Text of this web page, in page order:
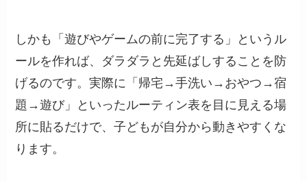
しかも「遊びやゲームの前に完了する」というル
ールを作れば、ダラダラと先延ばしすることを防
げるのです。実際に「帰宅→手洗い→おやつ→宿
題→遊び」といったルーティン表を目に見える場
所に貼るだけで、子どもが自分から動きやすくな
ります。